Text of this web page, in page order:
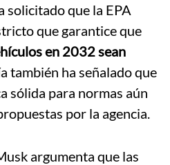
solicitado que la EPA
que garantice que
en 2032 sean
también ha señalado que
sólida para normas aún
por la agencia.
argumenta que las